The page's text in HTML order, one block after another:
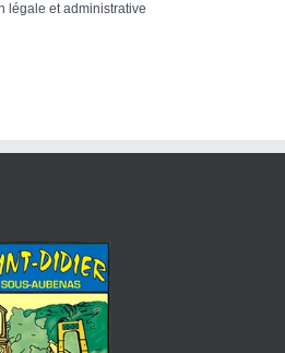
légale et administrative